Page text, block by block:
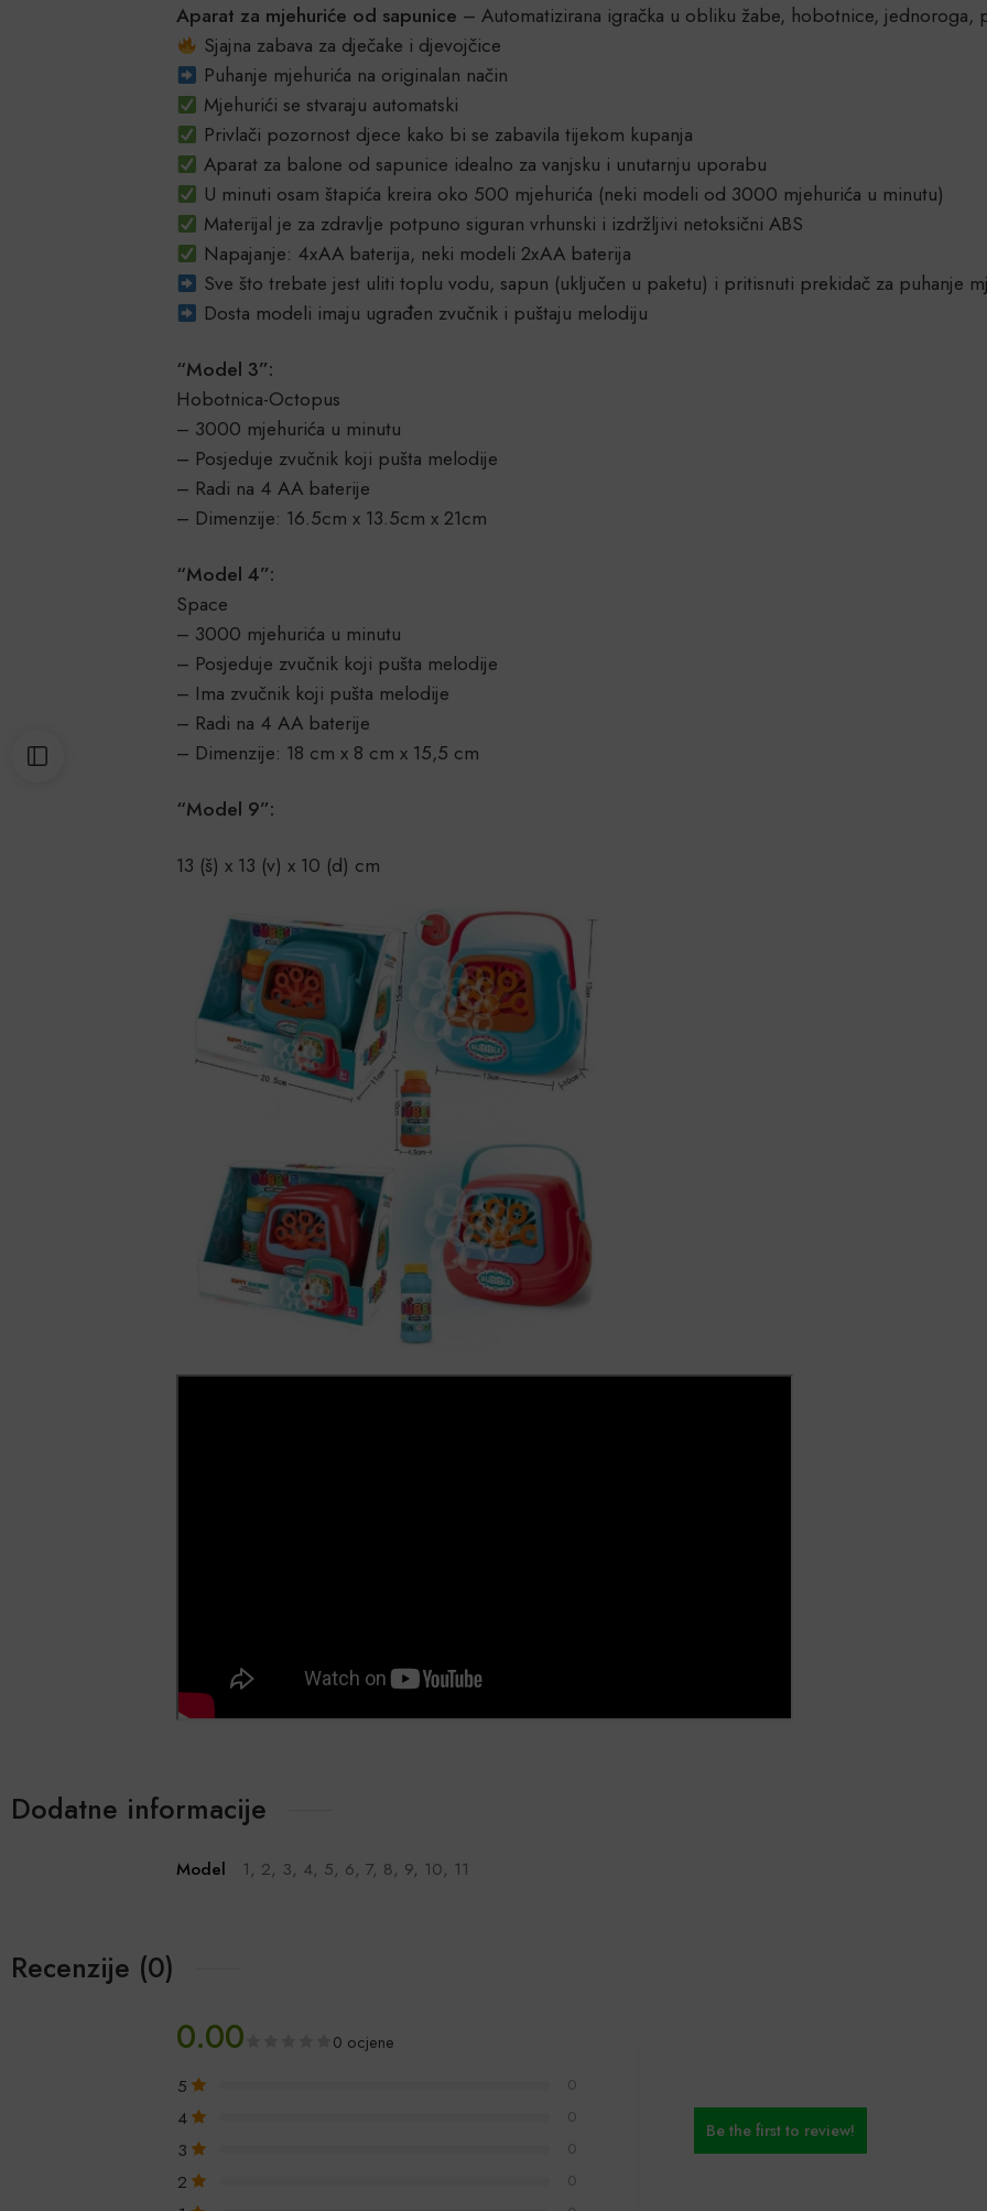
Aparat za mjehuriće od sapunice – Automatizirana igračka u obliku žabe, hobotnice, jednoroga,
Sjajna zabava za dječake i djevojčice
Puhanje mjehurića na originalan način
Mjehurići se stvaraju automatski
Privlači pozornost djece kako bi se zabavila tijekom kupanja
Aparat za balone od sapunice idealno za vanjsku i unutarnju uporabu
U minuti osam štapića kreira oko 500 mjehurića (neki modeli od 3000 mjehurića u minutu)
Materijal je za zdravlje potpuno siguran vrhunski i izdržljivi netoksični ABS
Napajanje: 4xAA baterija, neki modeli 2xAA baterija
Sve što trebate jest uliti toplu vodu, sapun (uključen u paketu) i pritisnuti prekidač za puhanje
Dosta modeli imaju ugrađen zvučnik i puštaju melodiju
“Model 3”:
Hobotnica-Octopus
– 3000 mjehurića u minutu
– Posjeduje zvučnik koji pušta melodije
– Radi na 4 AA baterije
– Dimenzije: 16.5cm x 13.5cm x 21cm
“Model 4”:
Space
– 3000 mjehurića u minutu
– Posjeduje zvučnik koji pušta melodije
– Ima zvučnik koji pušta melodije
– Radi na 4 AA baterije
– Dimenzije: 18 cm x 8 cm x 15,5 cm
“Model 9”:
13 (š) x 13 (v) x 10 (d) cm
Dodatne informacije
Model 1, 2, 3, 4, 5, 6, 7, 8, 9, 10, 11
Recenzije (0)
0.00 0 ocjene
5 0
4 0
3 0
2 0
Be the first to review!